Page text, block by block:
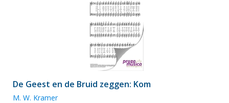
De Geest en de Bruid zeggen: Kom
M. W. Kramer